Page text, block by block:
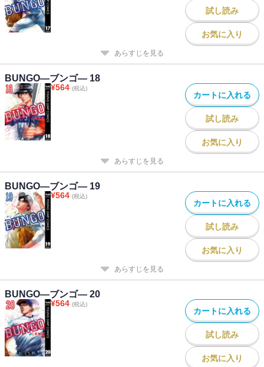
試し読み
お気に入り
あらすじを見る
BUNGO―ブンゴ― 18
¥564 (税込)
カートに入れる
試し読み
お気に入り
あらすじを見る
BUNGO―ブンゴ― 19
¥564 (税込)
カートに入れる
試し読み
お気に入り
あらすじを見る
BUNGO―ブンゴ― 20
¥564 (税込)
カートに入れる
試し読み
お気に入り